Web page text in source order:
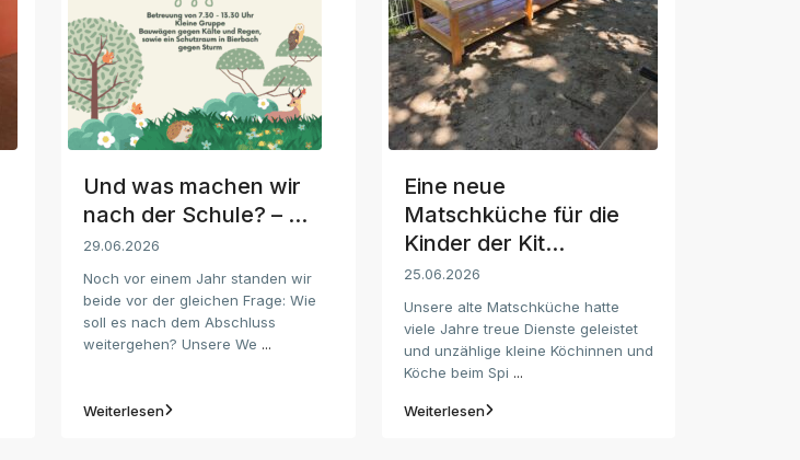
Und was machen wir
nach der Schule? – ...
29.06.2026
Noch vor einem Jahr standen wir
beide vor der gleichen Frage: Wie
soll es nach dem Abschluss
weitergehen? Unsere We ...
Weiterlesen
Eine neue
Matschküche für die
Kinder der Kit...
25.06.2026
Unsere alte Matschküche hatte
viele Jahre treue Dienste geleistet
und unzählige kleine Köchinnen und
Köche beim Spi ...
Weiterlesen